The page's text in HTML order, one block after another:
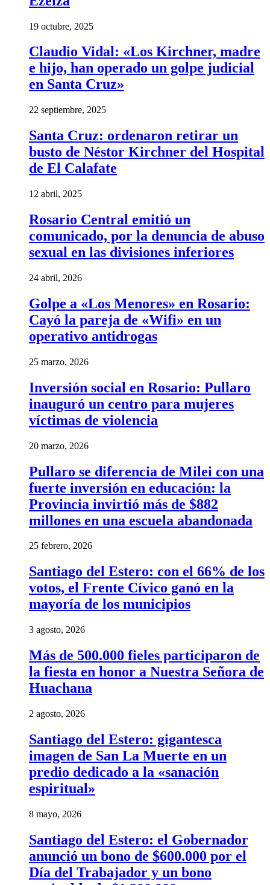
19 octubre, 2025
Claudio Vidal: «Los Kirchner, madre
e hijo, han operado un golpe judicial
en Santa Cruz»
22 septiembre, 2025
Santa Cruz: ordenaron retirar un
busto de Néstor Kirchner del Hospital
de El Calafate
12 abril, 2025
Rosario Central emitió un
comunicado, por la denuncia de abuso
sexual en las divisiones inferiores
24 abril, 2026
Golpe a «Los Menores» en Rosario:
Cayó la pareja de «Wifi» en un
operativo antidrogas
25 marzo, 2026
Inversión social en Rosario: Pullaro
inauguró un centro para mujeres
víctimas de violencia
20 marzo, 2026
Pullaro se diferencia de Milei con una
fuerte inversión en educación: la
Provincia invirtió más de $882
millones en una escuela abandonada
25 febrero, 2026
Santiago del Estero: con el 66% de los
votos, el Frente Cívico ganó en la
mayoría de los municipios
3 agosto, 2026
Más de 500.000 fieles participaron de
la fiesta en honor a Nuestra Señora de
Huachana
2 agosto, 2026
Santiago del Estero: gigantesca
imagen de San La Muerte en un
predio dedicado a la «sanación
espiritual»
8 mayo, 2026
Santiago del Estero: el Gobernador
anunció un bono de $600.000 por el
Día del Trabajador y un bono